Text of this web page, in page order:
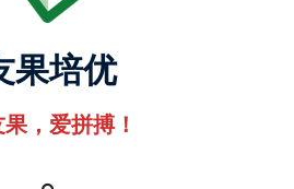
果培优
，爱拼搏！